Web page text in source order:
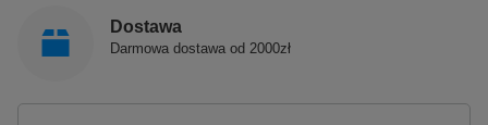
Dostawa
Darmowa dostawa od 2000zł